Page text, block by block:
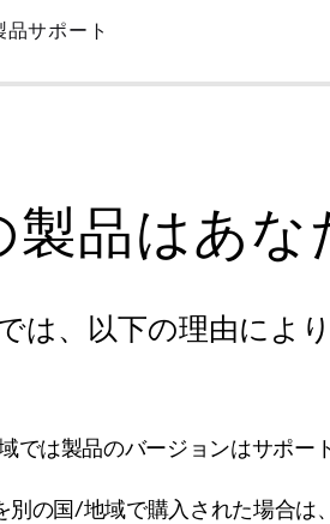
品サポート
製品はあ
は、以下の理由によ
では製品のバージョンはサポー
別の国/地域で購入された場合は